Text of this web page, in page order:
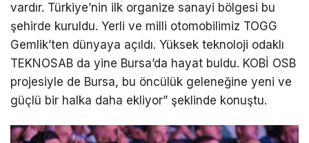
vardır. Türkiye’nin ilk organize sanayi bölgesi bu
şehirde kuruldu. Yerli ve milli otomobilimiz TOGG
Gemlik’ten dünyaya açıldı. Yüksek teknoloji odaklı
TEKNOSAB da yine Bursa’da hayat buldu. KOBİ OSB
projesiyle de Bursa, bu öncülük geleneğine yeni ve
güçlü bir halka daha ekliyor” şeklinde konuştu.